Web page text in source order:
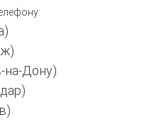
на-Дону)